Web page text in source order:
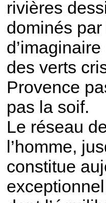
rivières
dominés
des verts
Provence
pas la soif.
Le réseau
l’homme,
constitue